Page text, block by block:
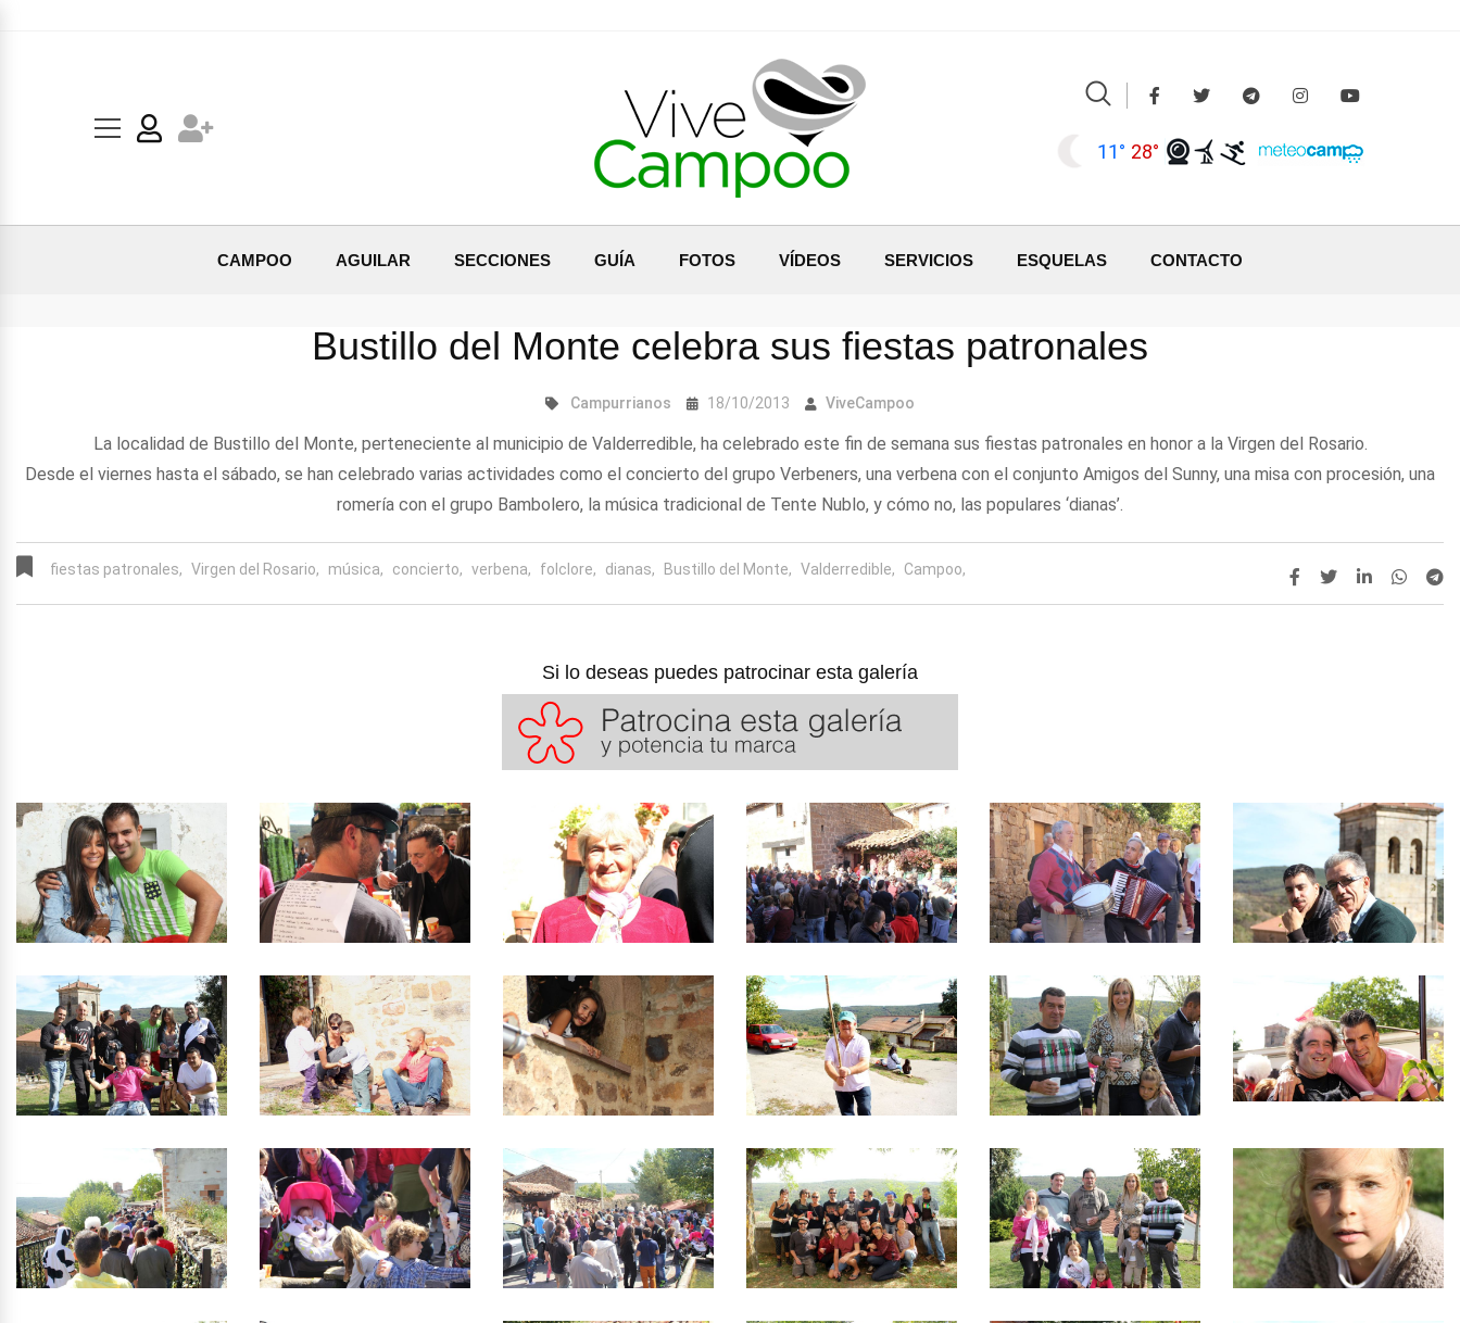
11° 28°
CAMPOO AGUILAR SECCIONES GUÍA FOTOS VÍDEOS SERVICIOS ESQUELAS CONTACTO
Bustillo del Monte celebra sus fiestas patronales
Campurrianos 18/10/2013 ViveCampoo
La localidad de Bustillo del Monte, perteneciente al municipio de Valderredible, ha celebrado este fin de semana sus fiestas patronales en honor a la Virgen del Rosario.
Desde el viernes hasta el sábado, se han celebrado varias actividades como el concierto del grupo Verbeners, una verbena con el conjunto Amigos del Sunny, una misa con procesión, una
romería con el grupo Bambolero, la música tradicional de Tente Nublo, y cómo no, las populares ‘dianas’.
fiestas patronales, Virgen del Rosario, música, concierto, verbena, folclore, dianas, Bustillo del Monte, Valderredible, Campoo,
Si lo deseas puedes patrocinar esta galería